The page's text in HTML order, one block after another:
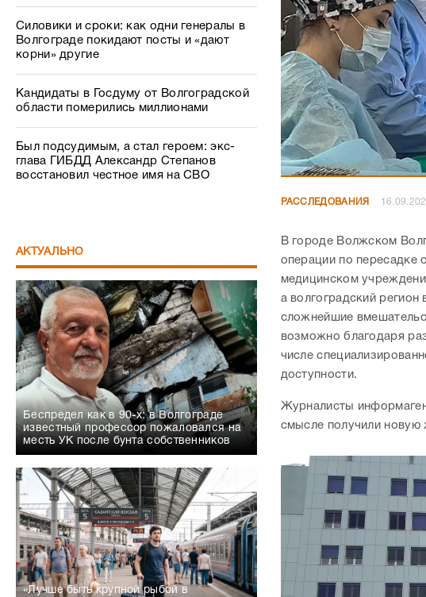
Силовики и сроки: как одни генералы в
Волгограде покидают посты и «дают
корни» другие
Кандидаты в Госдуму от Волгоградской
области померились миллионами
Был подсудимым, а стал героем: экс-
глава ГИБДД Александр Степанов
восстановил честное имя на СВО
АКТУАЛЬНО
Беспредел как в 90-х: в Волгограде
известный профессор пожаловался на
месть УК после бунта собственников
«Лучше быть крупной рыбой в
РАССЛЕДОВАНИЯ
В городе Волжском
операции по пересадке
медицинском
а волгоградский
сложнейшие
возможно благодаря
числе
доступности.
Журналисты
смысле получили новую